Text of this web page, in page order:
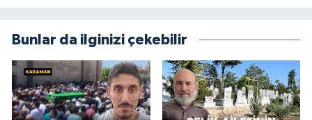
Bunlar da ilginizi çekebilir